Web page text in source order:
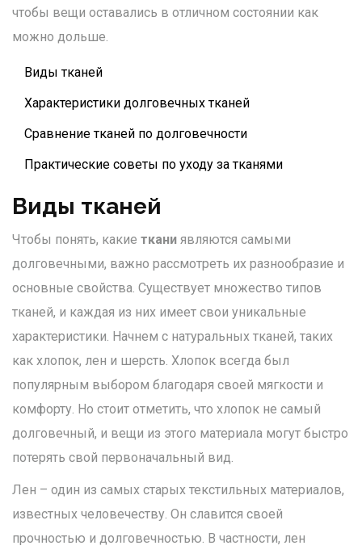
чтобы вещи оставались в отличном состоянии как
можно дольше.
Виды тканей
Характеристики долговечных тканей
Сравнение тканей по долговечности
Практические советы по уходу за тканями
Виды тканей
Чтобы понять, какие ткани являются самыми
долговечными, важно рассмотреть их разнообразие и
основные свойства. Существует множество типов
тканей, и каждая из них имеет свои уникальные
характеристики. Начнем с натуральных тканей, таких
как хлопок, лен и шерсть. Хлопок всегда был
популярным выбором благодаря своей мягкости и
комфорту. Но стоит отметить, что хлопок не самый
долговечный, и вещи из этого материала могут быстро
потерять свой первоначальный вид.
Лен – один из самых старых текстильных материалов,
известных человечеству. Он славится своей
прочностью и долговечностью. В частности, лен